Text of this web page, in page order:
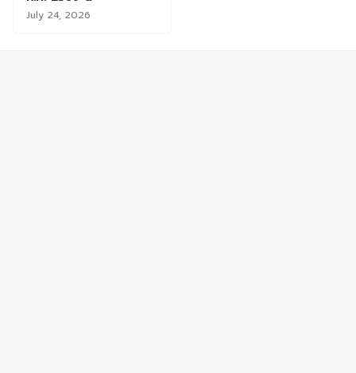
July 24, 2026